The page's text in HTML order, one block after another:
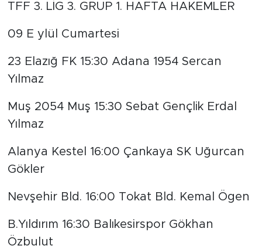
TFF 3. LİG 3. GRUP 1. HAFTA HAKEMLER
09 E ylül Cumartesi
23 Elazığ FK 15:30 Adana 1954 Sercan
Yılmaz
Muş 2054 Muş 15:30 Sebat Gençlik Erdal
Yılmaz
Alanya Kestel 16:00 Çankaya SK Uğurcan
Gökler
Nevşehir Bld. 16:00 Tokat Bld. Kemal Ögen
B.Yıldırım 16:30 Balıkesirspor Gökhan
Özbulut